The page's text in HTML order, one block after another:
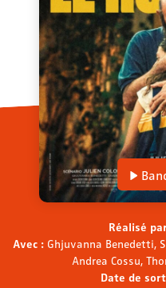
Réalisé
Avec : Ghjuvanna Benedetti,
Andrea Cossu,
Date de